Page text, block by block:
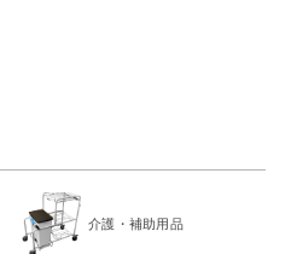
介護・補助用品